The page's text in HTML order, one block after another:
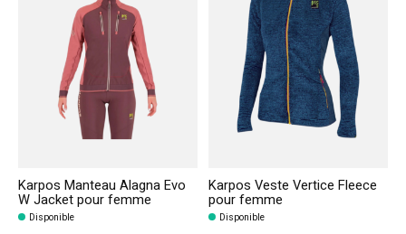
Karpos Manteau Alagna Evo
W Jacket pour femme
Disponible
Karpos Veste Vertice Fleece
pour femme
Disponible